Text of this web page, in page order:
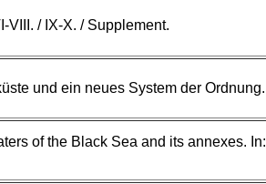
VIII. / IX-X. / Supplement.
und ein neues System der Ordnung.
of the Black Sea and its annexes. In: